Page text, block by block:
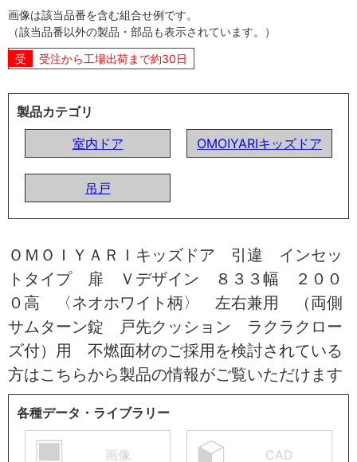
画像は該当品番を含む組合せ例です。
（該当品番以外の製品・部品も表示されています。）
受注から工場出荷まで約30日
製品カテゴリ
室内ドア
OMOIYARIキッズドア
吊戸
ＯＭＯＩＹＡＲＩキッズドア 引違 インセッ
トタイプ 扉 Ｖデザイン ８３３幅 ２００
０高 〈ネオホワイト柄〉 左右兼用 （両側
サムターン錠 戸先クッション ラクラクロー
ズ付）用 不燃面材のご採用を検討されている
方はこちらから製品の情報がご覧いただけます
各種データ・ライブラリー
画像 CAD